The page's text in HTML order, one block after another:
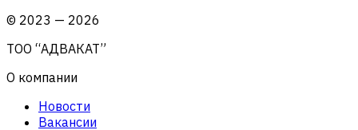
© 2023 — 2026
ТОО “АДВАКАТ”
О компании
Новости
Вакансии